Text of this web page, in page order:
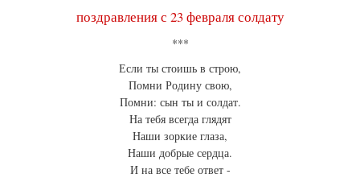
поздравления с 23 февраля солдату
***
Если ты стоишь в строю,
Помни Родину свою,
Помни: сын ты и солдат.
На тебя всегда глядят
Наши зоркие глаза,
Наши добрые сердца.
И на все тебе ответ -